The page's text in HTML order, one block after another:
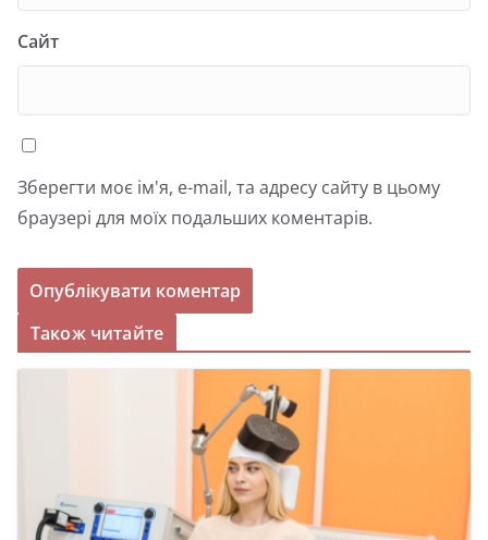
Сайт
Зберегти моє ім'я, e-mail, та адресу сайту в цьому
браузері для моїх подальших коментарів.
Також читайте